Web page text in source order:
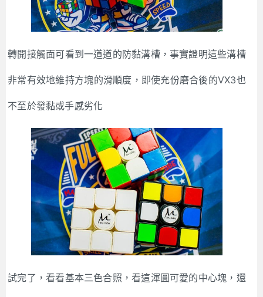
轉開接觸面可看到一道道的防黏溝槽，事實證明這些溝槽
非常有效地維持方塊的滑順度，即使充份磨合後的VX3也
不至於發黏或手感劣化
試完了，看看基本三色合照，看這渾圓可愛的中心塊，還